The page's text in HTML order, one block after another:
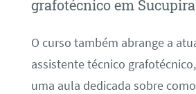
grafotécnico em
O curso também abrange a
assistente técnico
uma aula dedicada sobre